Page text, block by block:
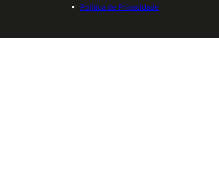
Política de Privacidade